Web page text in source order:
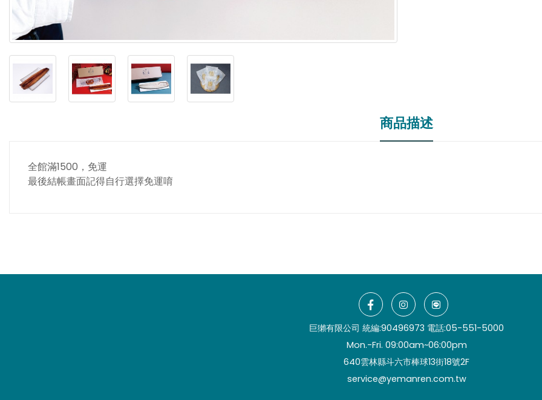
商品描述
全館滿1500，免運
最後結帳畫面記得自行選擇免運唷
巨獺有限公司 統編:90496973 電話:05-551-5000
Mon.-Fri. 09:00am~06:00pm
640雲林縣斗六市棒球13街18號2F
service@yemanren.com.tw